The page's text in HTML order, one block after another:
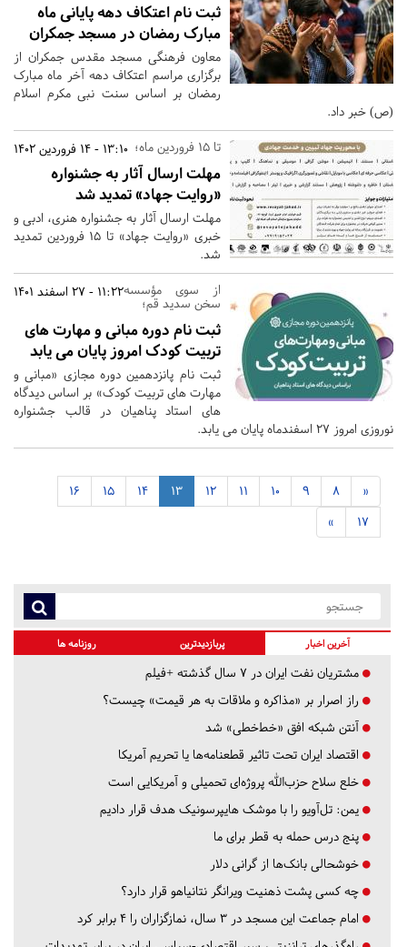
ثبت نام اعتکاف دهه پایانی ماه
مبارک رمضان در مسجد جمکران
معاون فرهنگی مسجد مقدس جمکران از
برگزاری مراسم اعتکاف دهه آخر ماه مبارک
رمضان بر اساس سنت نبی مکرم اسلام
(ص) خبر داد.
13:10 - 14 فروردین 1402 تا 15 فروردین ماه؛
مهلت ارسال آثار به جشنواره
«روایت جهاد» تمدید شد
مهلت ارسال آثار به جشنواره هنری، ادبی و
خبری «روایت جهاد» تا 15 فروردین تمدید
شد.
11:22 - 27 اسفند 1401از سوی مؤسسه
سخن سدید قم؛
ثبت نام دوره مبانی و مهارت های
تربیت کودک امروز پایان می یابد
ثبت نام پانزدهمین دوره مجازی «مبانی و
مهارت های تربیت کودک» بر اساس دیدگاه
های استاد پناهیان در قالب جشنواره
نوروزی امروز 27 اسفندماه پایان می یابد.
«
8
9
10
11
12
13
14
15
16
17
»
آخرین اخبار پربازدیدترین روزنامه ها
مشتریان نفت ایران در ۷ سال گذشته +فیلم
راز اصرار بر «مذاکره و ملاقات به هر قیمت» چیست؟
آنتن شبکه افق «خط‌خطی» شد
اقتصاد ایران تحت تاثیر قطعنامه‌ها یا تحریم‌ آمریکا
خلع سلاح حزب‌الله پروژه‌ای تحمیلی و آمریکایی است
یمن: تل‌آویو را با موشک هایپرسونیک هدف قرار دادیم
پنج درس‌ حمله به قطر برای ما
خوشحالی بانک‌ها از گرانی دلار
چه کسی پشت ذهنیت ویرانگر نتانیاهو قرار دارد؟
امام جماعت این مسجد در ۳ سال، نمازگزاران را ۴ برابر کرد